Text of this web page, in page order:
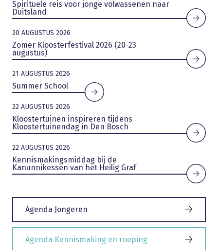
Spirituele reis voor jonge volwassenen naar
Duitsland
20 AUGUSTUS 2026
Zomer Kloosterfestival 2026 (20-23
augustus)
21 AUGUSTUS 2026
Summer School
22 AUGUSTUS 2026
Kloostertuinen inspireren tijdens
Kloostertuinendag in Den Bosch
22 AUGUSTUS 2026
Kennismakingsmiddag bij de
Kanunnikessen van het Heilig Graf
Agenda Jongeren
Agenda Kennismaking en roeping